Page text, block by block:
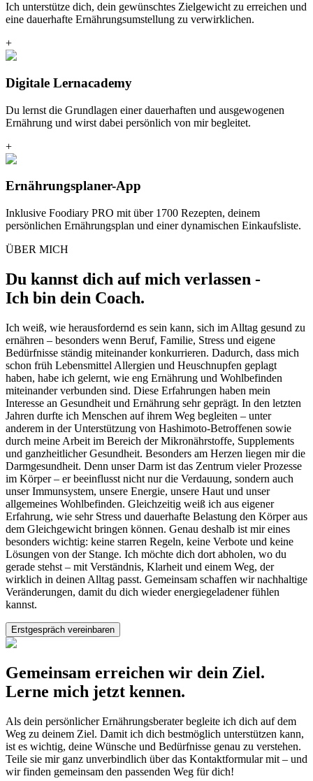
Ich unterstütze dich, dein gewünschtes Zielgewicht zu erreichen und
eine dauerhafte Ernährungsumstellung zu verwirklichen.
+
Digitale Lernacademy
Du lernst die Grundlagen einer dauerhaften und ausgewogenen
Ernährung und wirst dabei persönlich von mir begleitet.
+
Ernährungsplaner-App
Inklusive Foodiary PRO mit über 1700 Rezepten, deinem
persönlichen Ernährungsplan und einer dynamischen Einkaufsliste.
ÜBER MICH
Du kannst dich auf mich verlassen -
Ich bin dein Coach.
Ich weiß, wie herausfordernd es sein kann, sich im Alltag gesund zu
ernähren – besonders wenn Beruf, Familie, Stress und eigene
Bedürfnisse ständig miteinander konkurrieren. Dadurch, dass mich
schon früh Lebensmittel Allergien und Heuschnupfen geplagt
haben, habe ich gelernt, wie eng Ernährung und Wohlbefinden
miteinander verbunden sind. Diese Erfahrungen haben mein
Interesse an Gesundheit und Ernährung sehr geprägt. In den letzten
Jahren durfte ich Menschen auf ihrem Weg begleiten – unter
anderem in der Unterstützung von Hashimoto-Betroffenen sowie
durch meine Arbeit im Bereich der Mikronährstoffe, Supplements
und ganzheitlicher Gesundheit. Besonders am Herzen liegen mir die
Darmgesundheit. Denn unser Darm ist das Zentrum vieler Prozesse
im Körper – er beeinflusst nicht nur die Verdauung, sondern auch
unser Immunsystem, unsere Energie, unsere Haut und unser
allgemeines Wohlbefinden. Gleichzeitig weiß ich aus eigener
Erfahrung, wie sehr Stress und dauerhafte Belastung den Körper aus
dem Gleichgewicht bringen können. Genau deshalb ist mir eines
besonders wichtig: keine starren Regeln, keine Verbote und keine
Lösungen von der Stange. Ich möchte dich dort abholen, wo du
gerade stehst – mit Verständnis, Klarheit und einem Weg, der
wirklich in deinen Alltag passt. Gemeinsam schaffen wir nachhaltige
Veränderungen, damit du dich wieder energiegeladener fühlen
kannst.
Erstgespräch vereinbaren
Gemeinsam erreichen wir dein Ziel.
Lerne mich jetzt kennen.
Als dein persönlicher Ernährungsberater begleite ich dich auf dem
Weg zu deinem Ziel. Damit ich dich bestmöglich unterstützen kann,
ist es wichtig, deine Wünsche und Bedürfnisse genau zu verstehen.
Teile sie mir ganz unverbindlich über das Kontaktformular mit – und
wir finden gemeinsam den passenden Weg für dich!